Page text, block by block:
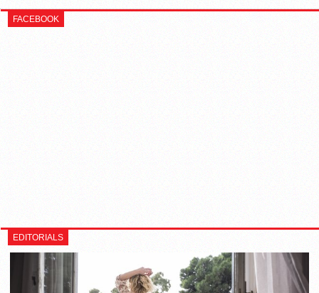
FACEBOOK
EDITORIALS